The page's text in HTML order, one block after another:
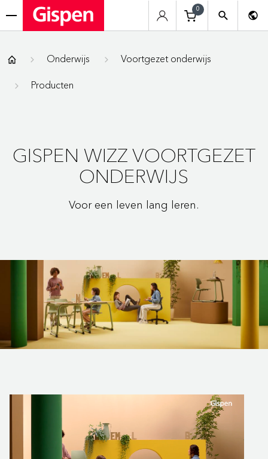
0
Gispen Onderwijs Voortgezet onderwijs
Producten
GISPEN WIZZ VOORTGEZET
ONDERWIJS
Voor een leven lang leren.